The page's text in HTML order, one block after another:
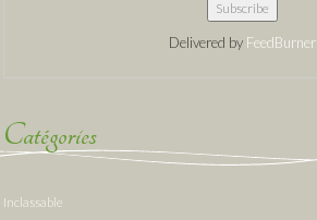
Delivered by FeedBurner
Catégories
Inclassable